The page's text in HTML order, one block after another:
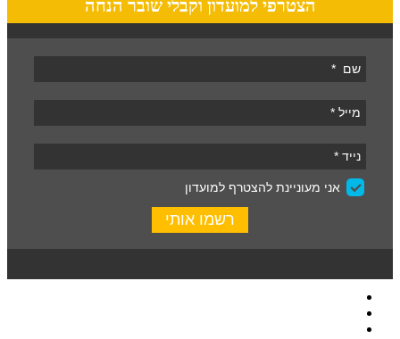
הצטרפי למועדון וקבלי שובר הנחה